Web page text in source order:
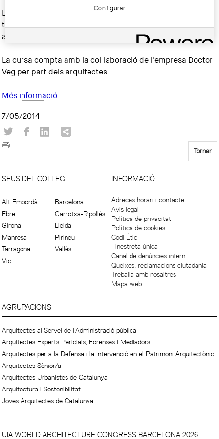
Les
es fan a través d'un formulari comú per a
tots els participants i caldrà que us identifiiqueu com a
arquitectes amb el vostre número de col·legiat.
La cursa compta amb la col·laboració de l'empresa Doctor
Veg per part dels arquitectes.
Més informació
7/05/2014
Tornar
SEUS DEL COL·LEGI
Alt Empordà
Barcelona
Ebre
Garrotxa-Ripollès
Girona
Lleida
Manresa
Pirineu
Tarragona
Vallès
Vic
INFORMACIÓ
Adreces horari i contacte.
Avís legal
Política de privacitat
Política de cookies
Codi Ètic
Finestreta única
Canal de denúncies intern
Queixes, reclamacions ciutadania
Treballa amb nosaltres
Mapa web
AGRUPACIONS
Arquitectes al Servei de l'Administració pública
Arquitectes Experts Pericials, Forenses i Mediadors
Arquitectes per a la Defensa i la Intervenció en el Patrimoni Arquitectònic
Arquitectes Sènior/a
Arquitectes Urbanistes de Catalunya
Arquitectura i Sostenibilitat
Joves Arquitectes de Catalunya
UIA WORLD ARCHITECTURE CONGRESS BARCELONA 2026
Configurar